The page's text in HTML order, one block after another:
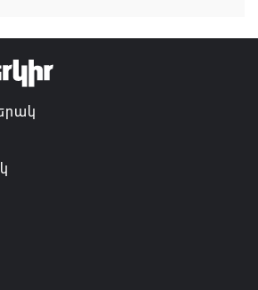
ճանապարհաշինական
գյուղական